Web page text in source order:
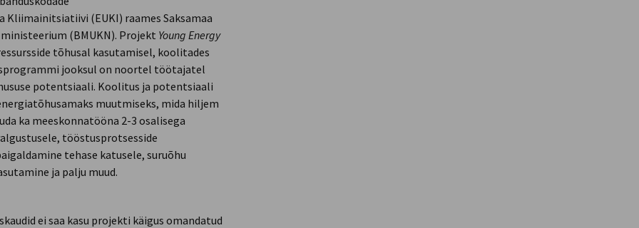
Kliimainitsiatiivi (EUKI) raames Saksamaa
(BMUKN). Projekt Young Energy
tõhusal kasutamisel, koolitades
jooksul on noortel töötajatel
potentsiaali. Koolitus ja potentsiaali
muutmiseks, mida hiljem
ka meeskonnatööna 2-3 osalisega
tööstusprotsesside
tehase katusele, suruõhu
ja palju muud.
ei saa kasu projekti käigus omandatud